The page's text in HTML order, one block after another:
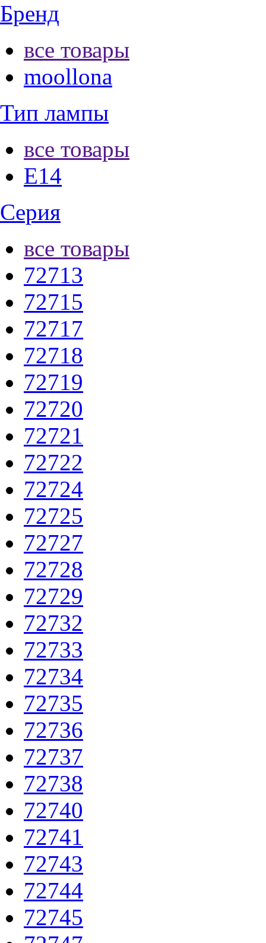
Бренд
все товары
moollona
Тип лампы
все товары
E14
Серия
все товары
72713
72715
72717
72718
72719
72720
72721
72722
72724
72725
72727
72728
72729
72732
72733
72734
72735
72736
72737
72738
72740
72741
72743
72744
72745